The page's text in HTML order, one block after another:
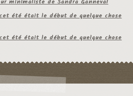
été était le début de quelque chose
été était le début de quelque chose